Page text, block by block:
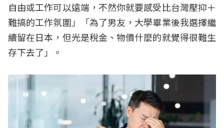
自由或工作可以遠端，不然你就要感受比台灣壓抑＋
難搞的工作氛圍」「為了男友，大學畢業後我選擇繼
續留在日本，但光是稅金、物價什麼的就覺得很難生
存下去了」。